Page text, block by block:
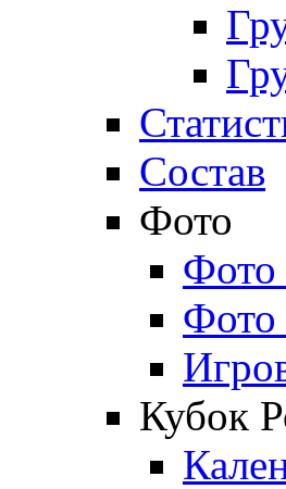
Состав
Фото
Фото
Фото
Кубок